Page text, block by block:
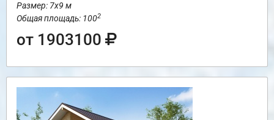
Размер: 7х9 м
Общая площадь: 1002
от 1903100